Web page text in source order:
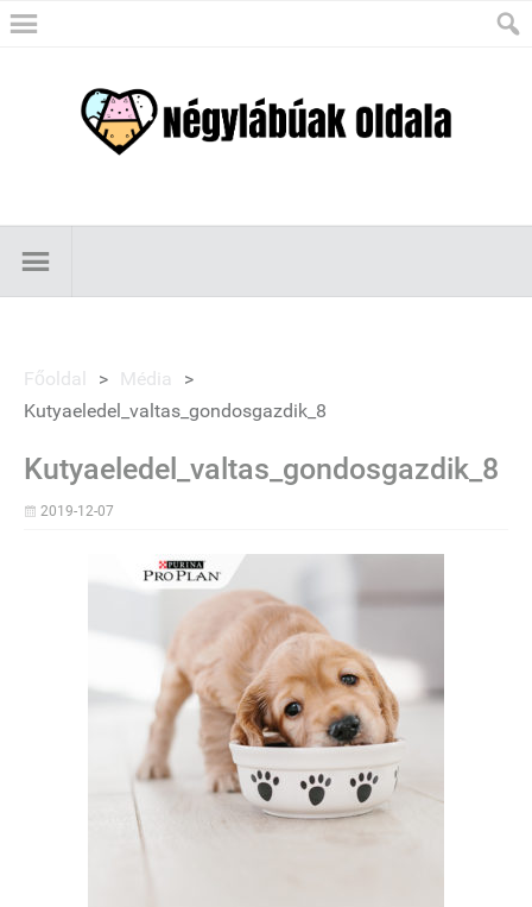
Főoldal > Média
>
Kutyaeledel_valtas_gondosgazdik_8
Kutyaeledel_valtas_gondosgazdik_8
2019-12-07